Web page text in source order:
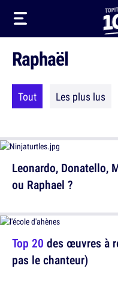
Raphaël
Tout Les plus lus
Leonardo, Donatello,
ou Raphael ?
Top 20 des œuvres à
pas le chanteur)